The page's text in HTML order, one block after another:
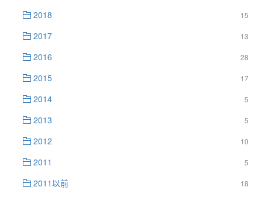
15
2018
13
2017
28
2016
17
2015
5
2014
5
2013
10
2012
5
2011
18
2011以前